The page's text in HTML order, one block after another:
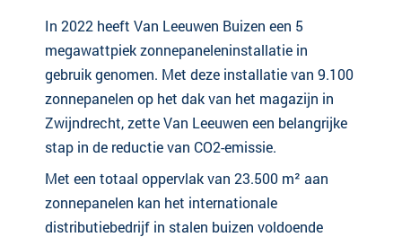
In 2022 heeft Van Leeuwen Buizen een 5
megawattpiek zonnepaneleninstallatie in
gebruik genomen. Met deze installatie van 9.100
zonnepanelen op het dak van het magazijn in
Zwijndrecht, zette Van Leeuwen een belangrijke
stap in de reductie van CO2-emissie.
Met een totaal oppervlak van 23.500 m² aan
zonnepanelen kan het internationale
distributiebedrijf in stalen buizen voldoende